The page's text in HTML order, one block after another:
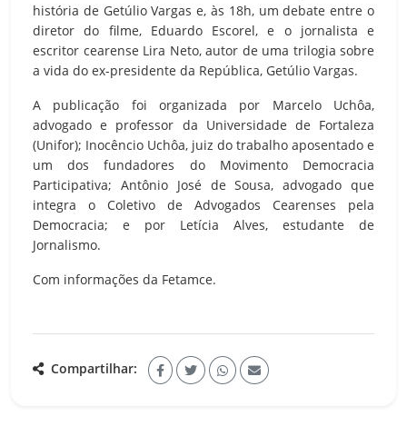
história de Getúlio Vargas e, às 18h, um debate entre o
diretor do filme, Eduardo Escorel, e o jornalista e
escritor cearense Lira Neto, autor de uma trilogia sobre
a vida do ex-presidente da República, Getúlio Vargas.
A publicação foi organizada por Marcelo Uchôa,
advogado e professor da Universidade de Fortaleza
(Unifor); Inocêncio Uchôa, juiz do trabalho aposentado e
um dos fundadores do Movimento Democracia
Participativa; Antônio José de Sousa, advogado que
integra o Coletivo de Advogados Cearenses pela
Democracia; e por Letícia Alves, estudante de
Jornalismo.
Com informações da Fetamce.
Compartilhar: